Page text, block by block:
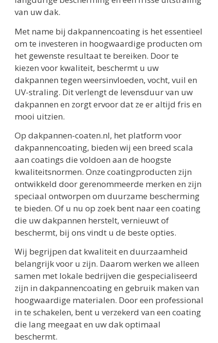
van uw dak.
Met name bij dakpannencoating is het essentieel
om te investeren in hoogwaardige producten om
het gewenste resultaat te bereiken. Door te
kiezen voor kwaliteit, beschermt u uw
dakpannen tegen weersinvloeden, vocht, vuil en
UV-straling. Dit verlengt de levensduur van uw
dakpannen en zorgt ervoor dat ze er altijd fris en
mooi uitzien.
Op dakpannen-coaten.nl, het platform voor
dakpannencoating, bieden wij een breed scala
aan coatings die voldoen aan de hoogste
kwaliteitsnormen. Onze coatingproducten zijn
ontwikkeld door gerenommeerde merken en zijn
speciaal ontworpen om duurzame bescherming
te bieden. Of u nu op zoek bent naar een coating
die uw dakpannen herstelt, vernieuwt of
beschermt, bij ons vindt u de beste opties.
Wij begrijpen dat kwaliteit en duurzaamheid
belangrijk voor u zijn. Daarom werken we alleen
samen met lokale bedrijven die gespecialiseerd
zijn in dakpannencoating en gebruik maken van
hoogwaardige materialen. Door een professional
in te schakelen, bent u verzekerd van een coating
die lang meegaat en uw dak optimaal
beschermt.